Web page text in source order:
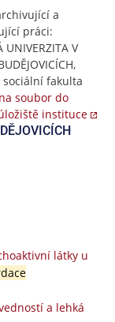
a
práci:
UNIVERZITA V
fakulta
soubor do
instituce
látky u
a lehká